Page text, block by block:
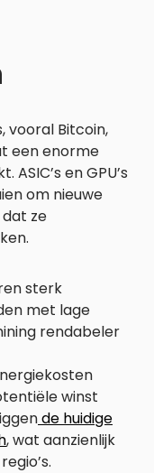
vooral Bitcoin,
een enorme
en GPU’s
om nieuwe
ze
sterk
met lage
rendabeler
winst
de huidige
, wat aanzienlijk